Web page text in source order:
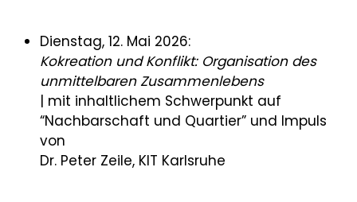
Dienstag, 12. Mai 2026:
Kokreation und Konflikt: Organisation des
unmittelbaren Zusammenlebens
| mit inhaltlichem Schwerpunkt auf
“Nachbarschaft und Quartier” und Impuls
von
Dr. Peter Zeile, KIT Karlsruhe